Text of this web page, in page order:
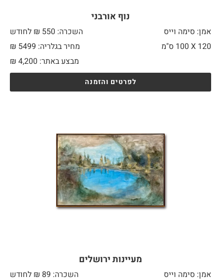
נוף אורבני
אמן: סימה וייס
השכרה: 550 ₪ לחודש
120 X
מחיר בגלריה: 5499 ₪
מבצע באתר:
₪ 4,200
לפרטים והזמנה
מעיינות ירושלים
אמן: סימה וייס
השכרה: 89 ₪ לחודש